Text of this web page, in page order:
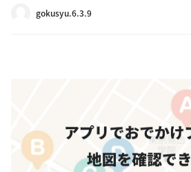
gokusyu.6.3.9